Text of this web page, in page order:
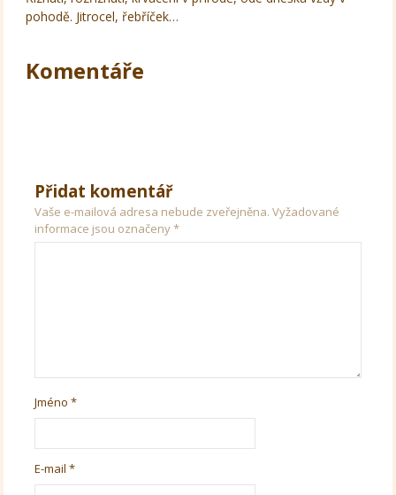
pohodě. Jitrocel, řebříček…
Komentáře
Přidat komentář
Vaše e-mailová adresa nebude zveřejněna. Vyžadované
informace jsou označeny*
Jméno*
E-mail*